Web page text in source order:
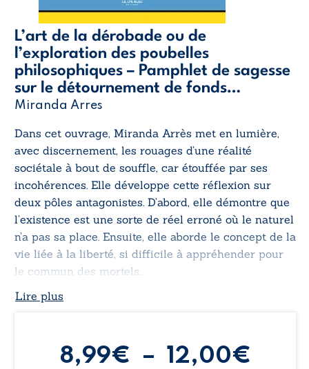
L’art de la dérobade ou de
l’exploration des poubelles
philosophiques – Pamphlet de sagesse
sur le détournement de fonds…
Miranda Arres
Dans cet ouvrage, Miranda Arrès met en lumière,
avec discernement, les rouages d’une réalité
sociétale à bout de souffle, car étouffée par ses
incohérences. Elle développe cette réflexion sur
deux pôles antagonistes. D’abord, elle démontre que
l’existence est une sorte de réel erroné où le naturel
n’a pas sa place. Ensuite, elle aborde le concept de la
vie liée à la liberté, si difficile à appréhender pour
le commun des mortels…
Lire plus
8,99€ – 12,00€